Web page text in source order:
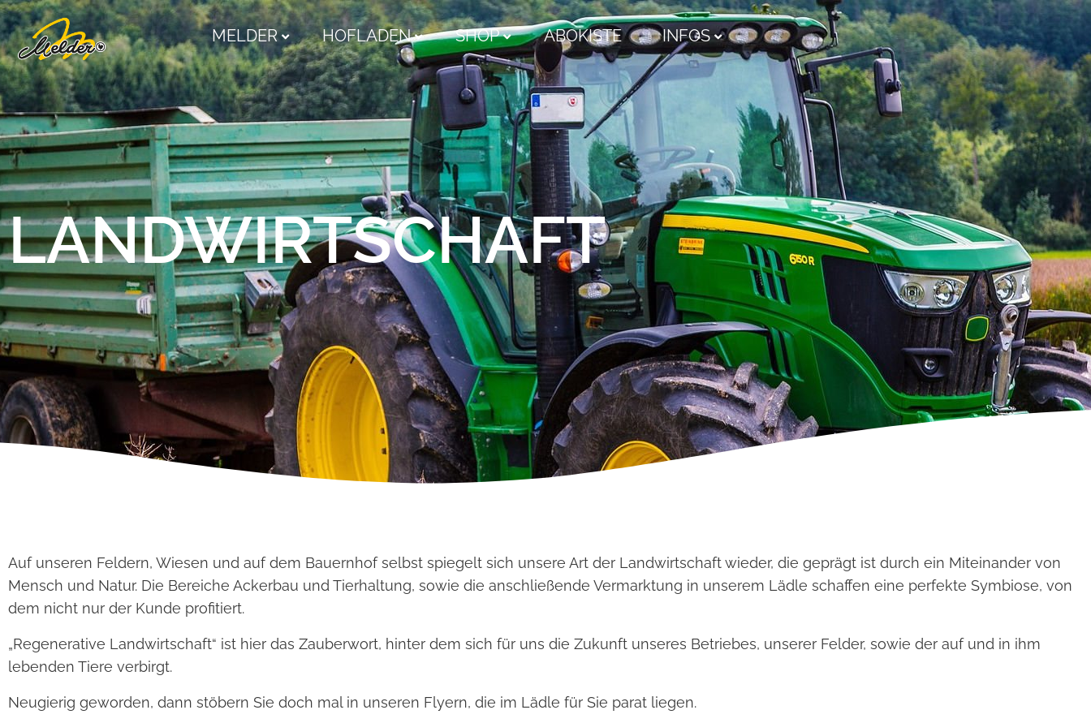
MELDER HOFLADEN SHOP ABOKISTE INFOS
LANDWIRTSCHAFT
Auf unseren Feldern, Wiesen und auf dem Bauernhof selbst spiegelt sich unsere Art der Landwirtschaft wieder, die geprägt ist durch ein Miteinander von
Mensch und Natur. Die Bereiche Ackerbau und Tierhaltung, sowie die anschließende Vermarktung in unserem Lädle schaffen eine perfekte Symbiose, von
dem nicht nur der Kunde profitiert.
„Regenerative Landwirtschaft“ ist hier das Zauberwort, hinter dem sich für uns die Zukunft unseres Betriebes, unserer Felder, sowie der auf und in ihm
lebenden Tiere verbirgt.
Neugierig geworden, dann stöbern Sie doch mal in unseren Flyern, die im Lädle für Sie parat liegen.